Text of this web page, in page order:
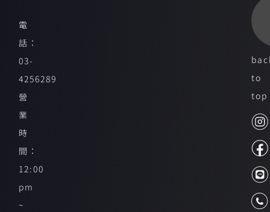
電
話：
03-
4256289
營
業
時
間：
12:00
pm
~
to
top